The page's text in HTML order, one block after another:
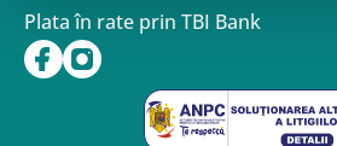
Plata în rate prin TBI Bank